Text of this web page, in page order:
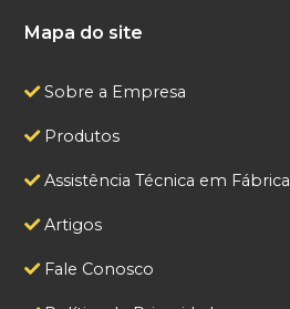
Mapa do site
Sobre a Empresa
Produtos
Assistência Técnica em Fábrica
Artigos
Fale Conosco